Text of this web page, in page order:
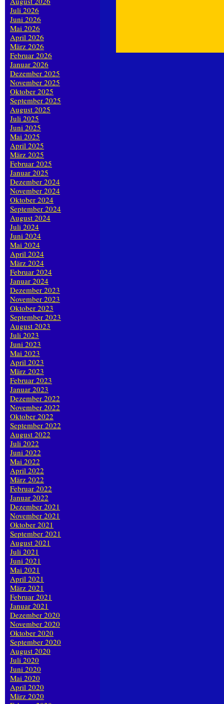
Juli 2026
Juni 2026
Mai 2026
April 2026
März 2026
Februar 2026
Januar 2026
Dezember 2025
November 2025
Oktober 2025
September 2025
August 2025
Juli 2025
Juni 2025
Mai 2025
April 2025
März 2025
Februar 2025
Januar 2025
Dezember 2024
November 2024
Oktober 2024
September 2024
August 2024
Juli 2024
Juni 2024
Mai 2024
April 2024
März 2024
Februar 2024
Januar 2024
Dezember 2023
November 2023
Oktober 2023
September 2023
August 2023
Juli 2023
Juni 2023
Mai 2023
April 2023
März 2023
Februar 2023
Januar 2023
Dezember 2022
November 2022
Oktober 2022
September 2022
August 2022
Juli 2022
Juni 2022
Mai 2022
April 2022
März 2022
Februar 2022
Januar 2022
Dezember 2021
November 2021
Oktober 2021
September 2021
August 2021
Juli 2021
Juni 2021
Mai 2021
April 2021
März 2021
Februar 2021
Januar 2021
Dezember 2020
November 2020
Oktober 2020
September 2020
August 2020
Juli 2020
Juni 2020
Mai 2020
April 2020
März 2020